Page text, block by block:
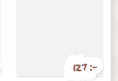
127 :-